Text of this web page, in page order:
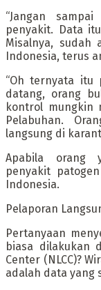
“Jangan
penyakit. Data
Misalnya, sudah
Indonesia, terus
“Oh ternyata itu
datang, orang
kontrol mungkin
Pelabuhan.
langsung di
Apabila orang
penyakit
Indonesia.
Pelaporan
Pertanyaan
biasa dilakukan
Center (NLCC)?
adalah data yang